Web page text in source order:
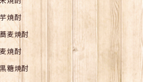
芋焼酎
蕎麦焼酎
麦焼酎
黒糖焼酎